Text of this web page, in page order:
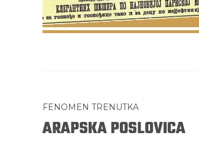
FENOMEN TRENUTKA
ARAPSKA POSLOVICA